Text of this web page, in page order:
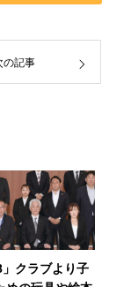
の記事
クラブより子